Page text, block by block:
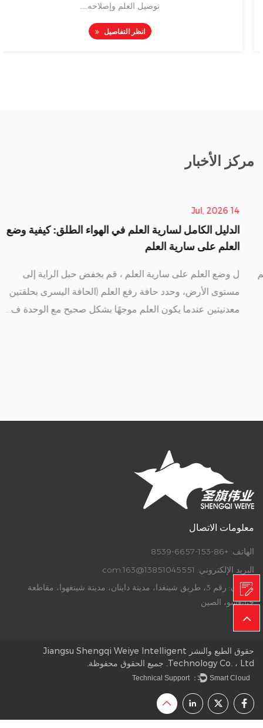
توصيل العلم وإصلاحه....
انظر التفاصيل
مركز الأخبار
الدليل الكامل لسارية العلم في الهواء الطلق: كيفية وضع
العلم على سارية العلم
ل وضع العلم على سارية العلم ، قم بخفض حبل الراية إلى
مستوى الأرض، وحدد حافة رفع العلم (الحافة اليسرى بحلقتين
معدنيتين عندما يكون العلم موجهًا بشكل صحيح مع الوحدة ف...
معلومات الاتصال
الهاتف: +86-153-6657-8539
البريد الإلكتروني: 13851045551@163.com
العنوان: رقم 3، طريق شينغدا، مدينة داينان، مدينة شينغهوا، مقاطعة
جيانغسو، الصين
حقوق الطبع والنشر Jiangsu Shengqi Weiye Intelligent
Technology Co. ، Ltd. جميع الحقوق محفوظة.
Technical Support ： Smart Cloud